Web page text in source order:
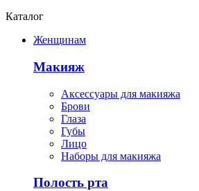
Каталог
Женщинам
Макияж
Аксессуары для макияжа
Брови
Глаза
Губы
Лицо
Наборы для макияжа
Полость рта